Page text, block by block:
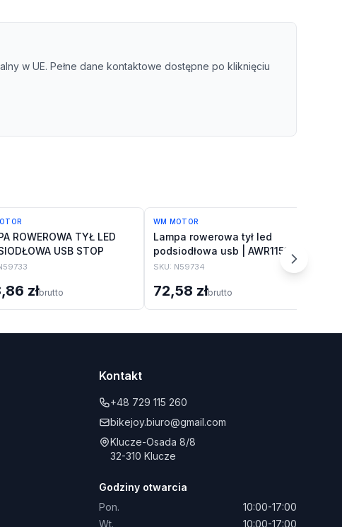
w UE. Pełne dane kontaktowe dostępne po kliknięciu
ROWEROWA TYŁ LED
USB STOP
złbrutto
WM MOTOR
Lampa rowerowa tył led
podsiodłowa usb | AWR1153
SKU: N59734
72,58 złbrutto
Kontakt
+48 729 115 260
bikejoy.biuro@gmail.com
Klucze-Osada 8/8
32-310 Klucze
Godziny otwarcia
Pon.
10:00-17:00
Wt.
10:00-17:00